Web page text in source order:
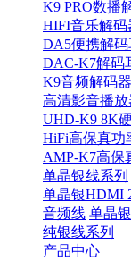
K9 PRO数播
HIFI音乐解码
DA5便携解
DAC-K7解码
K9音频解码器
高清影音播放
UHD-K9 8K
HiFi高保真功
AMP-K7高保
单晶银线系列
单晶银HDMI
音频线 单晶
纯银线系列
产品中心